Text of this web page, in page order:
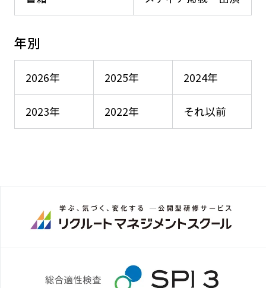
年別
2026年 2025年 2024年
2023年 2022年 それ以前